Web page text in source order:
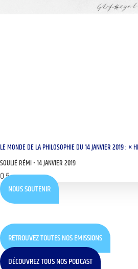
LE MONDE DE LA PHILOSOPHIE DU 14 JANVIER 2019 : «
SOULIÉ RÉMI 14 JANVIER 2019
NOUS SOUTENIR
RETROUVEZ TOUTES NOS ÉMISSIONS
DÉCOUVREZ TOUS NOS PODCAST